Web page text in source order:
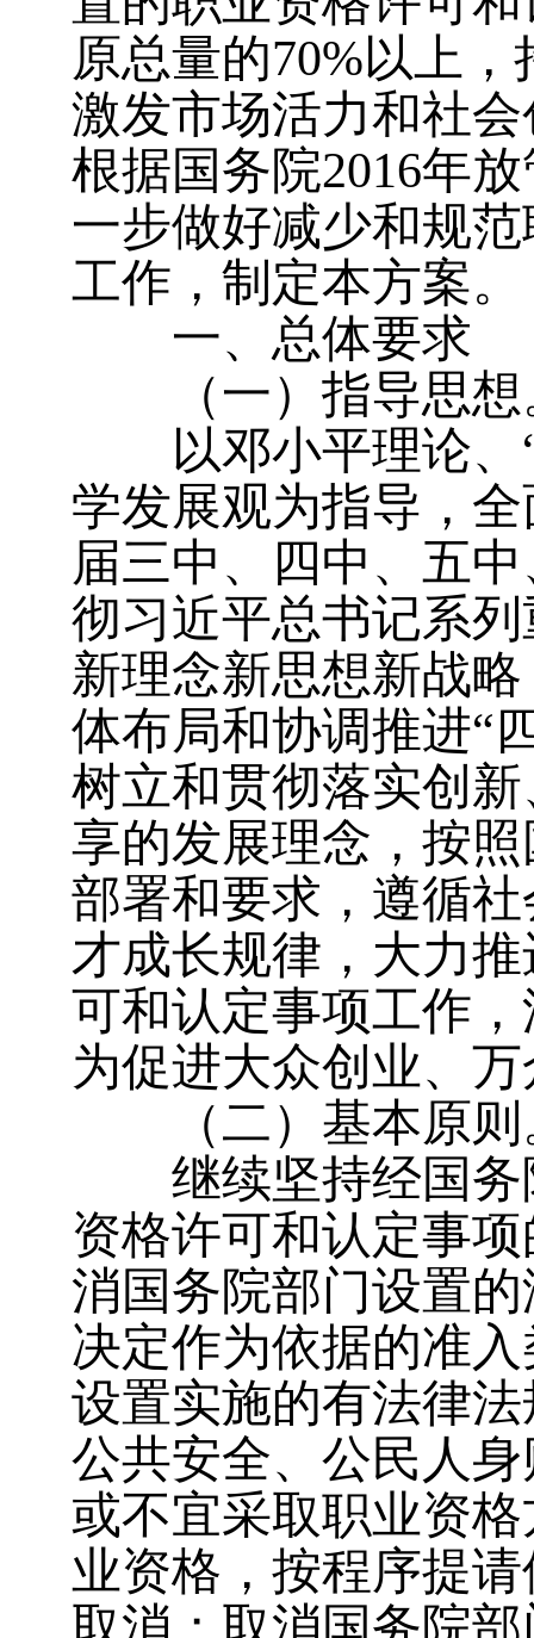
原总量的70%以上
激发市场活力和社
根据国务院2016年
一步做好减少和规
工作，制定本方案。
一、总体要求
（一）指导思想
以邓小平理论、“
学发展观为指导，
届三中、四中、五
彻习近平总书记系
新理念新思想新战
体布局和协调推进“
树立和贯彻落实创
享的发展理念，按
部署和要求，遵循
才成长规律，大力
可和认定事项工作
为促进大众创业、
（二）基本原则
继续坚持经国务
资格许可和认定事
消国务院部门设置
决定作为依据的准
设置实施的有法律
公共安全、公民人
或不宜采取职业资
业资格，按程序提